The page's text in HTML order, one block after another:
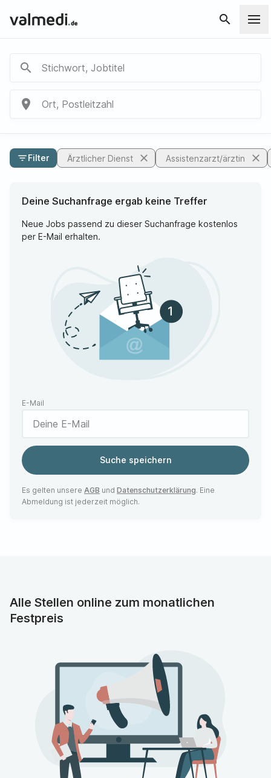
search
search Stichwort, Jobtitel
place Ort, Postleitzahl
filter_listFilter Ärztlicher Dienst close Assistenzarzt/ärztin close
Deine Suchanfrage ergab keine Treffer
Neue Jobs passend zu dieser Suchanfrage kostenlos
per E-Mail erhalten.
E-Mail
Suche speichern
Es gelten unsere AGB und Datenschutzerklärung. Eine
Abmeldung ist jederzeit möglich.
Alle Stellen online zum monatlichen
Festpreis